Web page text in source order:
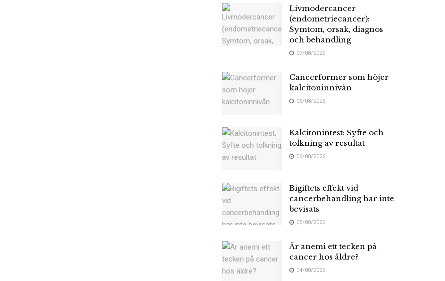
Livmodercancer
(endometriecancer):
Symtom, orsak, diagnos
och behandling
07/08/2026
Cancerformer som höjer
kalcitoninnivån
06/08/2026
Kalcitonintest: Syfte och
tolkning av resultat
06/08/2026
Bigiftets effekt vid
cancerbehandling har inte
bevisats
05/08/2026
Är anemi ett tecken på
cancer hos äldre?
04/08/2026